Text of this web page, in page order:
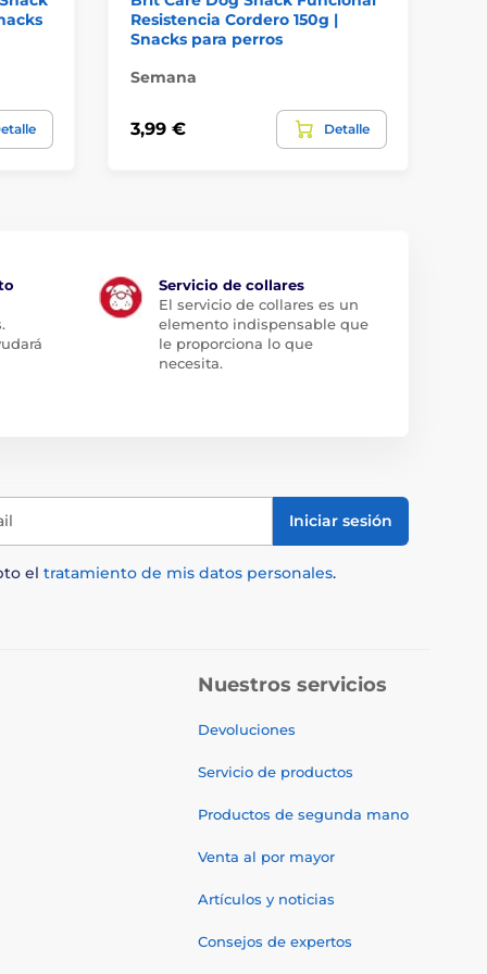
Resistencia Cordero 150g |
Snacks para perros
Semana
3,99 € Detalle
Servicio de collares
El servicio de collares es un
elemento indispensable que
le proporciona lo que
necesita.
Iniciar sesión
el tratamiento de mis datos personales.
Nuestros servicios
Devoluciones
Servicio de productos
Productos de segunda mano
Venta al por mayor
Artículos y noticias
Consejos de expertos